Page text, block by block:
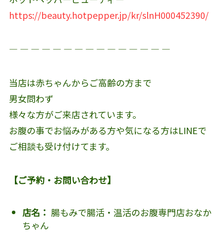
https://beauty.hotpepper.jp/kr/slnH000452390/
― ― ― ― ― ― ― ― ― ― ― ― ― ― ―
当店は赤ちゃんからご高齢の方まで
男女問わず
様々な方がご来店されています。
お腹の事でお悩みがある方や気になる方はLINEで
ご相談も受け付けてます。
【ご予約・お問い合わせ】
店名： 腸もみで腸活・温活のお腹専門店おなか
ちゃん